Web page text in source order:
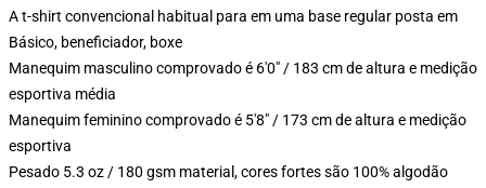
A t-shirt convencional habitual para em uma base regular posta em
Básico, beneficiador, boxe
Manequim masculino comprovado é 6'0" / 183 cm de altura e medição
esportiva média
Manequim feminino comprovado é 5'8" / 173 cm de altura e medição
esportiva
Pesado 5.3 oz / 180 gsm material, cores fortes são 100% algodão